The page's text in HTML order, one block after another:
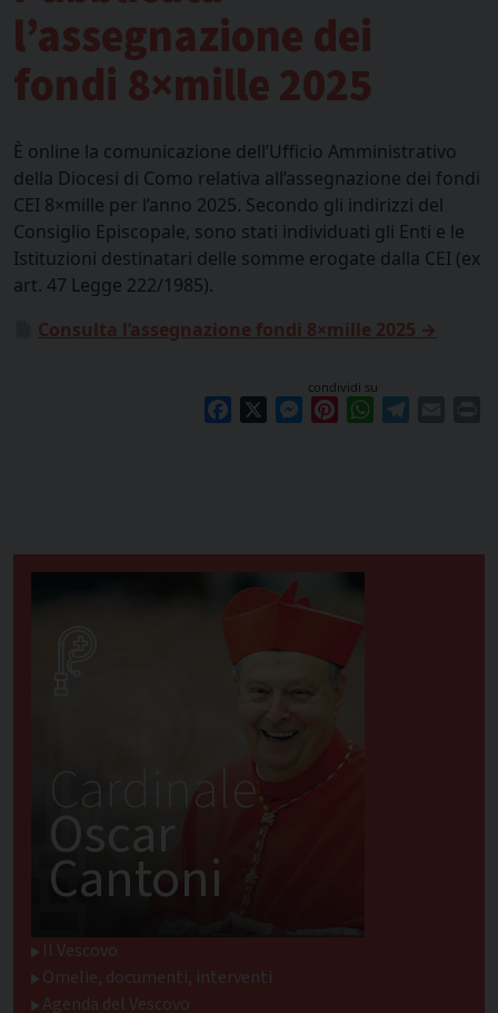
l’assegnazione dei
fondi 8×mille 2025
È online la comunicazione dell’Ufficio Amministrativo
della Diocesi di Como relativa all’assegnazione dei fondi
CEI 8×mille per l’anno 2025. Secondo gli indirizzi del
Consiglio Episcopale, sono stati individuati gli Enti e le
Istituzioni destinatari delle somme erogate dalla CEI (ex
art. 47 Legge 222/1985).
Consulta l’assegnazione fondi 8×mille 2025 →
condividi su
Facebook Messenger
PinterestWhatsApp
Cardinale
Oscar
Cantoni
Il Vescovo
Omelie, documenti, interventi
Agenda del Vescovo